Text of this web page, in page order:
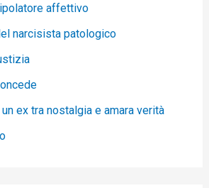
affettivo
narcisista patologico
ex tra nostalgia e amara verità